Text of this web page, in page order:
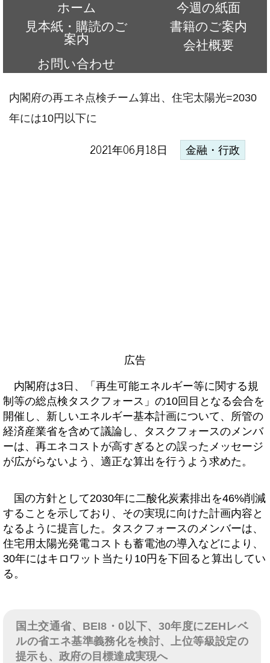
ホーム
今週の紙面
見本紙・購読のご
案内
書籍のご案内
会社概要
お問い合わせ
内閣府の再エネ点検チーム算出、住宅太陽光=2030
年には10円以下に
2021年06月18日 金融・行政
広告
内閣府は3日、「再生可能エネルギー等に関する規
制等の総点検タスクフォース」の10回目となる会合を
開催し、新しいエネルギー基本計画について、所管の
経済産業省を含めて議論し、タスクフォースのメンバ
ーは、再エネコストが高すぎるとの誤ったメッセージ
が広がらないよう、適正な算出を行うよう求めた。
国の方針として2030年に二酸化炭素排出を46%削減
することを示しており、その実現に向けた計画内容と
なるように提言した。タスクフォースのメンバーは、
住宅用太陽光発電コストも蓄電池の導入などにより、
30年にはキロワット当たり10円を下回ると算出してい
る。
国土交通省、BEI8・0以下、30年度にZEHレベ
ルの省エネ基準義務化を検討、上位等級設定の
提示も、政府の目標達成実現へ